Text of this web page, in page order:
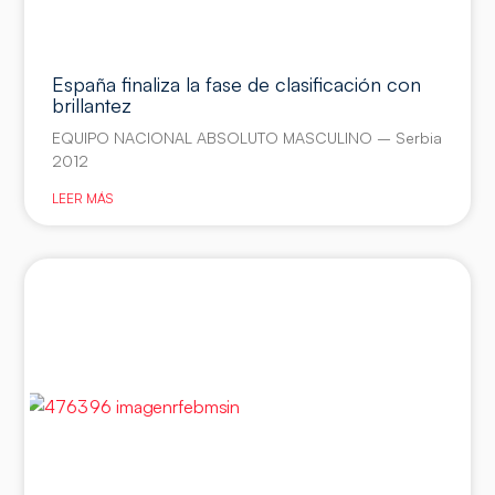
España finaliza la fase de clasificación con
brillantez
EQUIPO NACIONAL ABSOLUTO MASCULINO – Serbia
2012
LEER MÁS